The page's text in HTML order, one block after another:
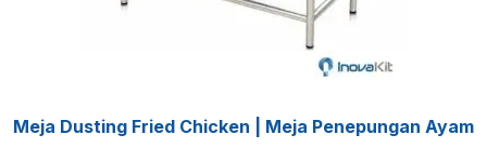
Meja Dusting Fried Chicken | Meja Penepungan Ayam